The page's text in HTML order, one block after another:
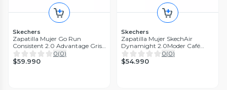
Skechers
Zapatilla Mujer Go Run
Consistent 2.0 Advantage Gris
Skechers
0(0)
$59.990
Skechers
Zapatilla Mujer SkechAir
Dynamight 2.0Moder Café
Skechers
0(0)
$54.990